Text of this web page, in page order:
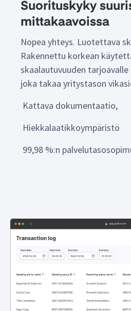
Suorituskyky
mittakaavoissa
Nopea yhteys. Luotettava
Rakennettu korkean
skaalautuvuuden
joka takaa yritystason
Kattava dokumentaatio,
Hiekkalaatikkoympäristö
99,98 %:n